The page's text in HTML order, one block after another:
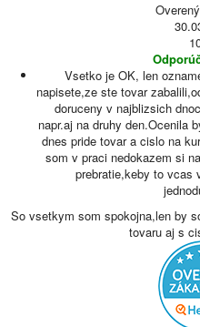
Vsetko je OK, len
napisete,ze ste tovar
doruceny v najblizsich
napr.aj na druhy den.Ocenila
dnes pride tovar a cislo na
som v praci nedokazem si
prebratie,keby to vcas
So vsetkym som spokojna,len by
tovaru aj s